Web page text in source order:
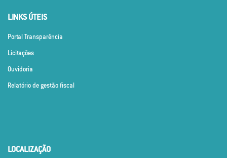
LINKS ÚTEIS
Portal Transparência
Licitações
Ouvidoria
Relatório de gestão fiscal
LOCALIZAÇÃO